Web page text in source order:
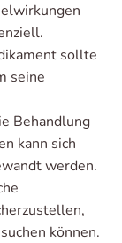
sollte
seine
Behandlung
kann sich
werden.
können.